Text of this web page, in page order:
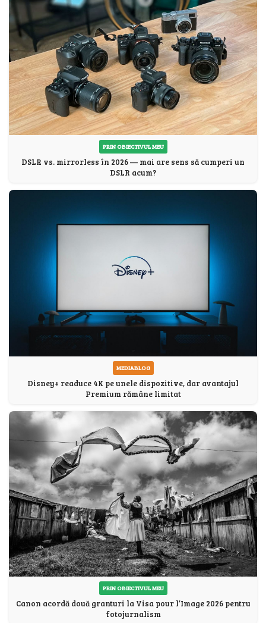
PRIN OBIECTIVUL MEU
DSLR vs. mirrorless în 2026 — mai are sens să cumperi un
DSLR acum?
MEDIABLOG
Disney+ readuce 4K pe unele dispozitive, dar avantajul
Premium rămâne limitat
PRIN OBIECTIVUL MEU
Canon acordă două granturi la Visa pour l’Image 2026 pentru
fotojurnalism